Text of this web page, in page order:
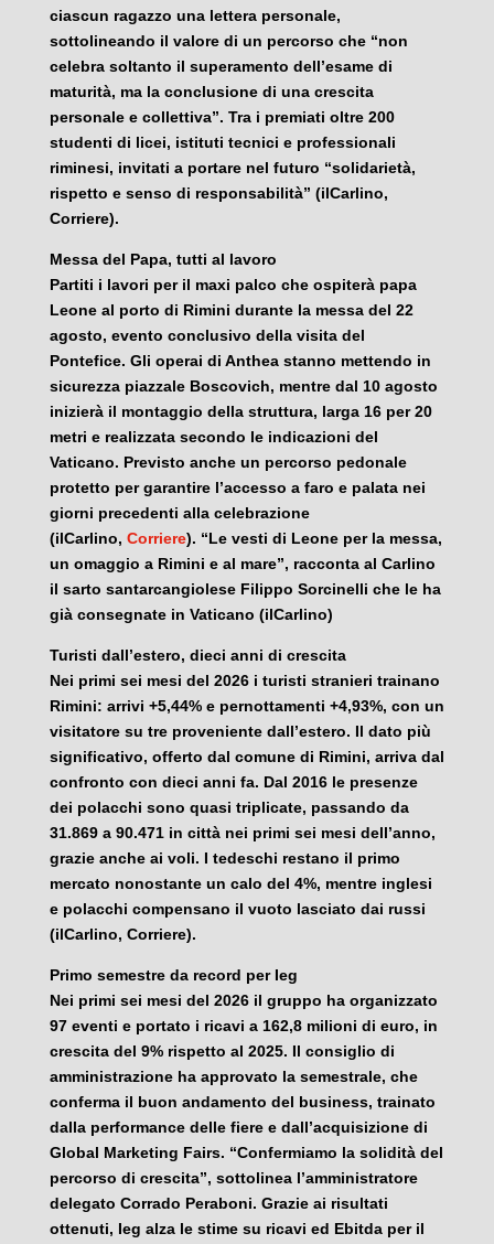
ciascun ragazzo una lettera personale,
sottolineando il valore di un percorso che “non
celebra soltanto il superamento dell’esame di
maturità, ma la conclusione di una crescita
personale e collettiva”. Tra i premiati oltre 200
studenti di licei, istituti tecnici e professionali
riminesi, invitati a portare nel futuro “solidarietà,
rispetto e senso di responsabilità” (ilCarlino,
Corriere).
Messa del Papa, tutti al lavoro
Partiti i lavori per il maxi palco che ospiterà papa
Leone al porto di Rimini durante la messa del 22
agosto, evento conclusivo della visita del
Pontefice. Gli operai di Anthea stanno mettendo in
sicurezza piazzale Boscovich, mentre dal 10 agosto
inizierà il montaggio della struttura, larga 16 per 20
metri e realizzata secondo le indicazioni del
Vaticano. Previsto anche un percorso pedonale
protetto per garantire l’accesso a faro e palata nei
giorni precedenti alla celebrazione
(ilCarlino, Corriere). “Le vesti di Leone per la messa,
un omaggio a Rimini e al mare”, racconta al Carlino
il sarto santarcangiolese Filippo Sorcinelli che le ha
già consegnate in Vaticano (ilCarlino)
Turisti dall’estero, dieci anni di crescita
Nei primi sei mesi del 2026 i turisti stranieri trainano
Rimini: arrivi +5,44% e pernottamenti +4,93%, con un
visitatore su tre proveniente dall’estero. Il dato più
significativo, offerto dal comune di Rimini, arriva dal
confronto con dieci anni fa. Dal 2016 le presenze
dei polacchi sono quasi triplicate, passando da
31.869 a 90.471 in città nei primi sei mesi dell’anno,
grazie anche ai voli. I tedeschi restano il primo
mercato nonostante un calo del 4%, mentre inglesi
e polacchi compensano il vuoto lasciato dai russi
(ilCarlino, Corriere).
Primo semestre da record per Ieg
Nei primi sei mesi del 2026 il gruppo ha organizzato
97 eventi e portato i ricavi a 162,8 milioni di euro, in
crescita del 9% rispetto al 2025. Il consiglio di
amministrazione ha approvato la semestrale, che
conferma il buon andamento del business, trainato
dalla performance delle fiere e dall’acquisizione di
Global Marketing Fairs. “Confermiamo la solidità del
percorso di crescita”, sottolinea l’amministratore
delegato Corrado Peraboni. Grazie ai risultati
ottenuti, Ieg alza le stime su ricavi ed Ebitda per il